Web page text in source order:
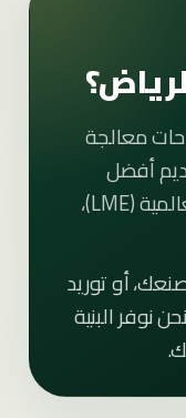
معالجة
أفضل
الأسعار بناءً على بورصة المعادن العالمية (LME)،
أو توريد
نوفر البنية